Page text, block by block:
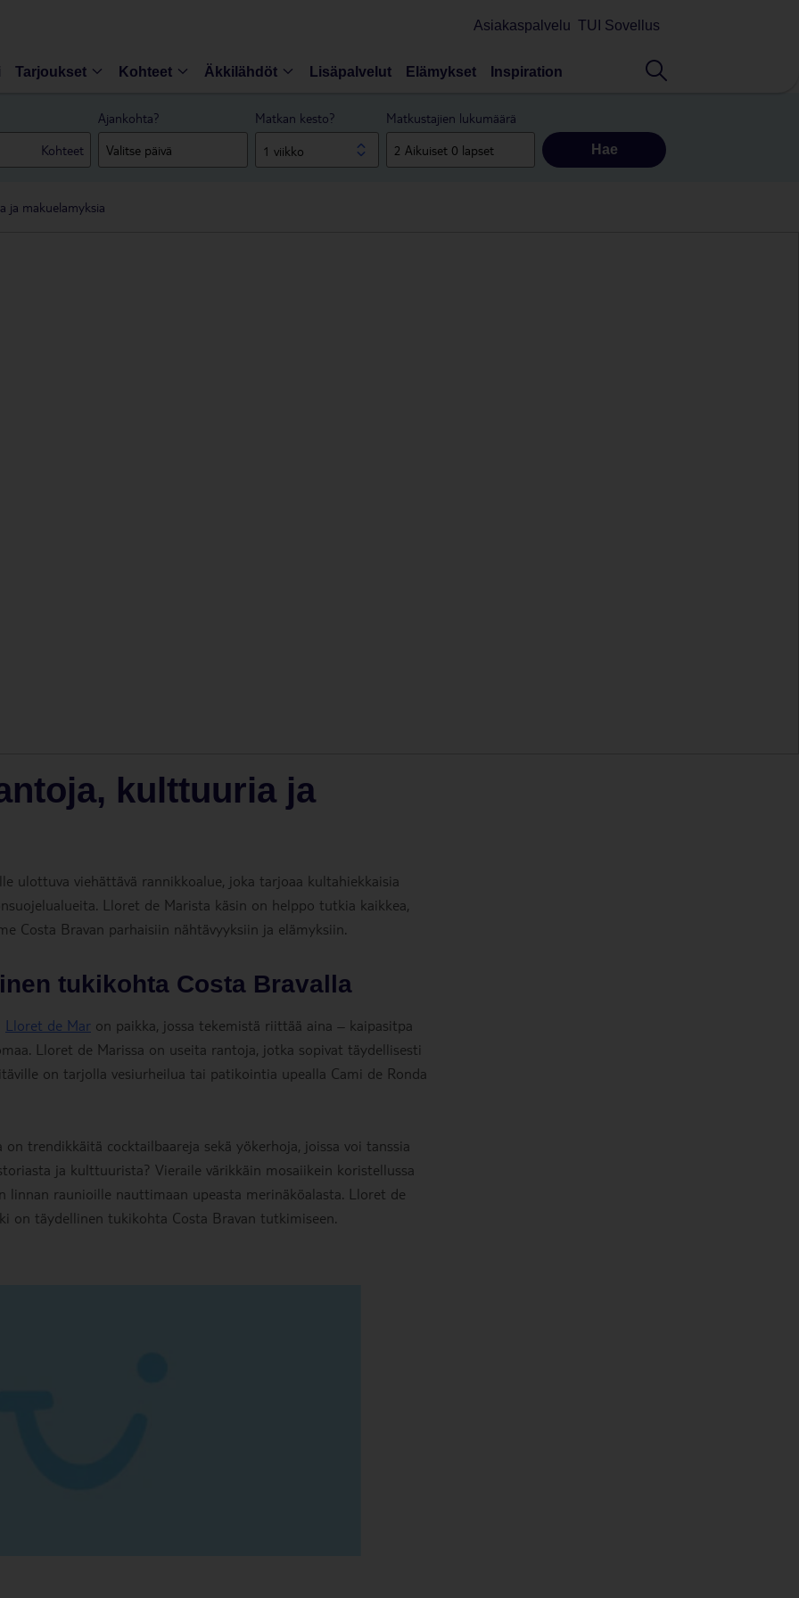
Asiakaspalvelu TUI Sovellus
Tarjoukset Kohteet Äkkilähdöt Lisäpalvelut Elämykset Inspiration
Kohteet
Ajankohta? Matkan kesto?
1 viikko
Matkustajien lukumäärä
Hae
ja makuelamyksia
kulttuuria ja
ulottuva viehättävä rannikkoalue, joka tarjoaa kultahiekkaisia
Lloret de Marista käsin on helppo tutkia kaikkea,
Costa Bravan parhaisiin nähtävyyksiin ja elämyksiin.
tukikohta Costa Bravalla
Lloret de Mar on paikka, jossa tekemistä riittää aina – kaipasitpa
Lloret de Marissa on useita rantoja, jotka sopivat täydellisesti
on tarjolla vesiurheilua tai patikointia upealla Cami de Ronda
trendikkäitä cocktailbaareja sekä yökerhoja, joissa voi tanssia
ja kulttuurista? Vieraile värikkäin mosaiikein koristellussa
linnan raunioille nauttimaan upeasta merinäköalasta. Lloret de
on täydellinen tukikohta Costa Bravan tutkimiseen.